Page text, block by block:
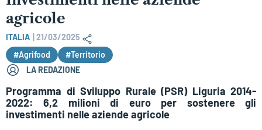
agricole
ITALIA
21/03/2025
#Agrifood
#Territorio
LA REDAZIONE
Programma di Sviluppo Rurale (PSR) Liguria 2014-
2022: 6,2 milioni di euro per sostenere gli
investimenti nelle aziende agricole